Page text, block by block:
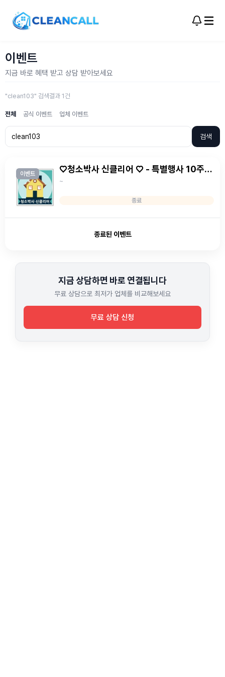
이벤트
지금 바로 혜택 받고 상담 받아보세요
"clean103" 검색결과 1건
전체 공식 이벤트 업체 이벤트
검색
이벤트
♡청소박사 신클리어 ♡ - 특별행사 10주년
기념: 피톤치드 무료로 해드립니다.
~
종료
종료된 이벤트
지금 상담하면 바로 연결됩니다
무료 상담으로 최저가 업체를 비교해보세요
무료 상담 신청